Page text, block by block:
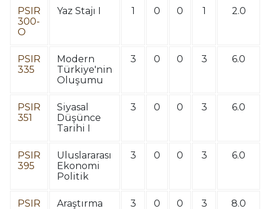
PSIR
300-
O
Yaz Stajı I 1 0 0 1 2.0
PSIR
335
Modern
Türkiye'nin
Oluşumu
3 0 0 3 6.0
PSIR
351
Siyasal
Düşünce
Tarihi I
3 0 0 3 6.0
PSIR
395
Uluslararası
Ekonomi
Politik
3 0 0 3 6.0
PSIR
Araştırma
3 0 0 3 8.0